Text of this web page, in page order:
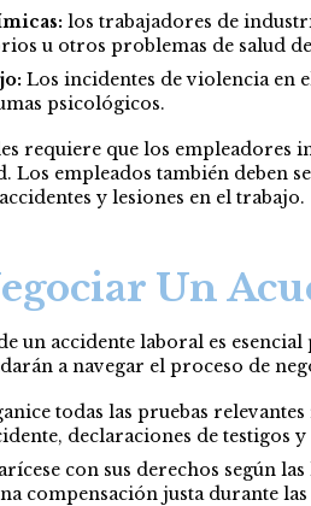
los trabajadores de
u otros problemas de salud
Los incidentes de violencia en
psicológicos.
requiere que los empleadores
Los empleados también deben
y lesiones en el trabajo.
Un
un accidente laboral es
a navegar el proceso de
todas las pruebas
declaraciones de
con sus derechos según
compensación justa durante